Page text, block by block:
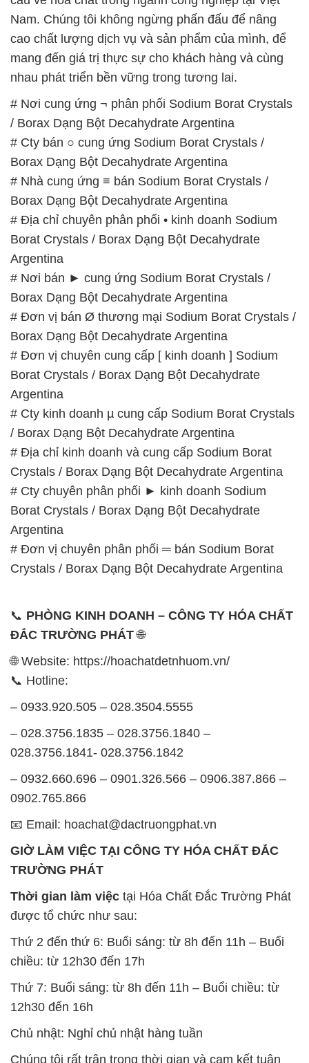
# Nơi cung ứng ¬ phân phối Sodium Borat Crystals
/ Borax Dạng Bột Decahydrate Argentina
# Cty bán ○ cung ứng Sodium Borat Crystals /
Borax Dạng Bột Decahydrate Argentina
# Nhà cung ứng ≡ bán Sodium Borat Crystals /
Borax Dạng Bột Decahydrate Argentina
# Địa chỉ chuyên phân phối • kinh doanh Sodium
Borat Crystals / Borax Dạng Bột Decahydrate
Argentina
# Nơi bán ► cung ứng Sodium Borat Crystals /
Borax Dạng Bột Decahydrate Argentina
# Đơn vị bán Ø thương mại Sodium Borat Crystals /
Borax Dạng Bột Decahydrate Argentina
# Đơn vị chuyên cung cấp [ kinh doanh ] Sodium
Borat Crystals / Borax Dạng Bột Decahydrate
Argentina
# Cty kinh doanh µ cung cấp Sodium Borat Crystals
/ Borax Dạng Bột Decahydrate Argentina
# Địa chỉ kinh doanh và cung cấp Sodium Borat
Crystals / Borax Dạng Bột Decahydrate Argentina
# Cty chuyên phân phối ► kinh doanh Sodium
Borat Crystals / Borax Dạng Bột Decahydrate
Argentina
# Đơn vị chuyên phân phối ═ bán Sodium Borat
Crystals / Borax Dạng Bột Decahydrate Argentina
📞PHÒNG KINH DOANH – CÔNG TY HÓA CHẤT
ĐẮC TRƯỜNG PHÁT 🌐
🌐 Website: https://hoachatdetnhuom.vn/
– 0933.920.505 – 028.3504.5555
028.3756.1841- 028.3756.1842
0902.765.866
📧 Email: hoachat@dactruongphat.vn
TRƯỜNG PHÁT
được tổ chức như sau:
Thứ 2 đến thứ 6: Buổi sáng: từ 8h đến 11h – Buổi
chiều: từ 12h30 đến 17h
Thứ 7: Buổi sáng: từ 8h đến 11h – Buổi chiều: từ
12h30 đến 16h
Chủ nhật: Nghỉ chủ nhật hàng tuần
thủ giờ làm việc để đảm bảo sự hỗ trợ tốt nhất cho
khách hàng và đảm bảo hiệu suất công việc cao
nhất của nhân viên.
BẢN ĐỒ MAP TẠI CÔNG TY HÓA CHẤT ĐẮC